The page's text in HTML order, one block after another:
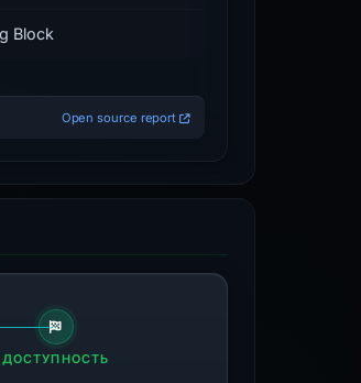
Block
Open source report
ДОСТУПНОСТЬ